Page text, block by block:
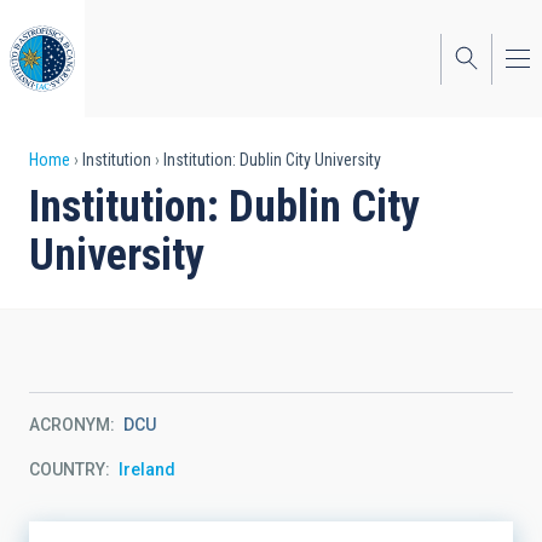
to
main
content
Breadcrumb
Home Institution Institution: Dublin City University
Institution: Dublin City
University
ACRONYM DCU
COUNTRY Ireland